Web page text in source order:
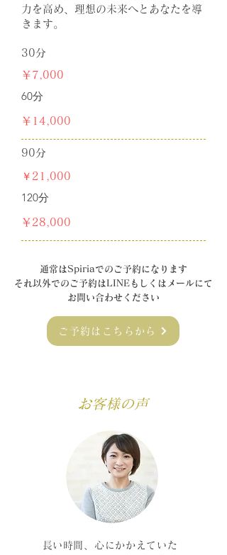
力を高め、理想の未来へとあなたを導
きます。
30分
￥7,000
60分
￥14,000
90分
￥ 21,000
120分
￥28,000
通常はSpiriaでのご予約になります
それ以外でのご予約はLINEもしくはメールにて
お問い合わせください
ご予約はこちらから
お客様の声
​長い時間、心にかかえていた